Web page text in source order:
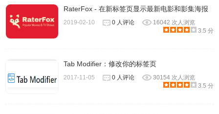
RaterFox - 在新标签页显示最新电影和影集海报
2019-02-10 0 人评论
16042 次人浏览
3.5 分
Tab Modifier：修改你的标签页
2017-11-05 0 人评论
30154 次人浏览
3.5 分